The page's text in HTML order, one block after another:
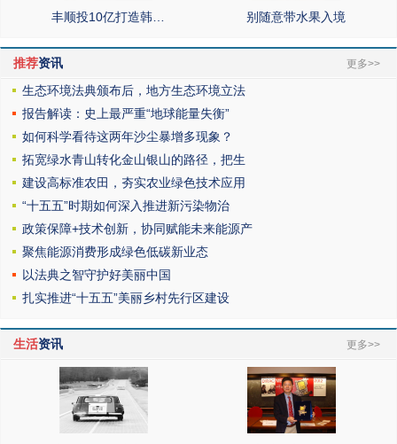
丰顺投10亿打造韩… 别随意带水果入境
推荐资讯 更多>>
生态环境法典颁布后，地方生态环境立法
报告解读：史上最严重“地球能量失衡”
如何科学看待这两年沙尘暴增多现象？
拓宽绿水青山转化金山银山的路径，把生
建设高标准农田，夯实农业绿色技术应用
“十五五”时期如何深入推进新污染物治
政策保障+技术创新，协同赋能未来能源产
聚焦能源消费形成绿色低碳新业态
以法典之智守护好美丽中国
扎实推进“十五五”美丽乡村先行区建设
生活资讯 更多>>